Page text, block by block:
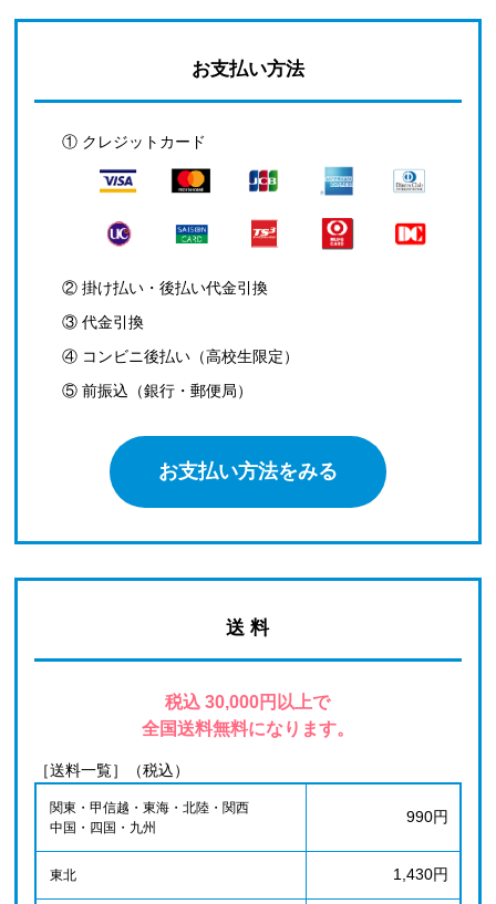
お支払い方法
① クレジットカード
② 掛け払い・後払い代金引換
③ 代金引換
④ コンビニ後払い（高校生限定）
⑤ 前振込（銀行・郵便局）
お支払い方法をみる
送 料
税込 30,000円以上で
全国送料無料になります。
［送料一覧］（税込）
関東・甲信越・東海・北陸・関西
中国・四国・九州
990円
東北 1,430円